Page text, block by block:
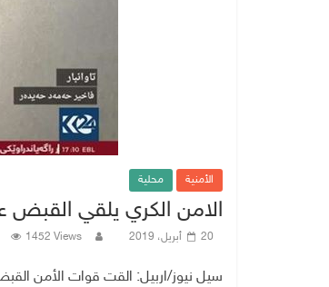
الأمنية محلية
الامن الكري يلقي القبض
20 أبريل، 2019 1452 Views
سيل نيوز/اربيل: القت قوات الأمن